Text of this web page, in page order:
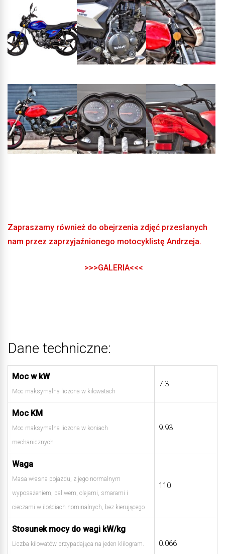
Zapraszamy również do obejrzenia zdjęć przesłanych
nam przez zaprzyjaźnionego motocyklistę Andrzeja.
>>>GALERIA<<<
Dane techniczne:
Moc w kW
Moc maksymalna liczona w kilowatach
7.3
Moc KM
Moc maksymalna liczona w koniach
mechanicznych
9.93
Waga
Masa własna pojazdu, z jego normalnym
wyposażeniem, paliwem, olejami, smarami i
cieczami w ilościach nominalnych, bez kierującego
110
Stosunek mocy do wagi kW/kg
Liczba kilowatów przypadająca na jeden klilogram.
0.066